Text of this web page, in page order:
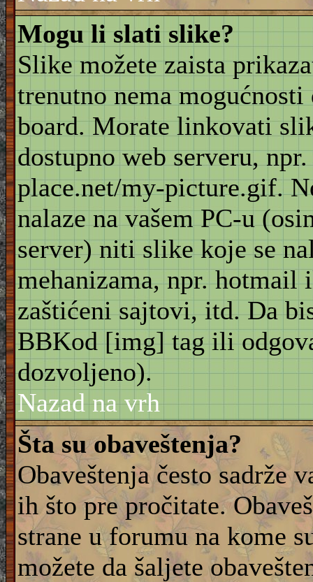
Mogu li slati slike?
Slike možete zaista
trenutno nema
board. Morate linkovati
dostupno web serveru,
place.net/my-picture.gif.
nalaze na vašem PC-u
server) niti slike koje se
mehanizama, npr.
zaštićeni sajtovi, itd. Da
BBKod [img] tag ili
dozvoljeno).
Nazad na vrh
Šta su obaveštenja?
Obaveštenja često sadrže
ih što pre pročitate.
strane u forumu na kome
možete da šaljete